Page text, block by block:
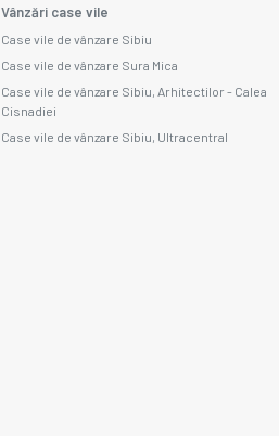
Vânzări case vile
Case vile de vânzare Sibiu
Case vile de vânzare Sura Mica
Case vile de vânzare Sibiu, Arhitectilor - Calea
Cisnadiei
Case vile de vânzare Sibiu, Ultracentral